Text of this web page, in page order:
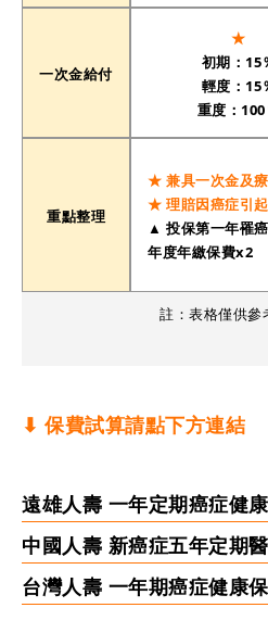
一次金給付
★
初期：15
輕度：15
重度：100
重點整理
★ 兼具一次金及
★ 理賠因癌症引
▲ 投保第一年罹
年度年繳保費x2
註：表格僅供參
⬇︎ 保費試算請點下方連結
遠雄人壽 一年定期癌症健
中國人壽 新癌症五年定期
台灣人壽 一年期癌症健康